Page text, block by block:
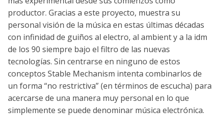
productor. Gracias a este proyecto, muestra su
personal visión de la música en estas últimas décadas
con infinidad de guiños al electro, al ambient y a la idm
de los 90 siempre bajo el filtro de las nuevas
tecnologías. Sin centrarse en ninguno de estos
conceptos Stable Mechanism intenta combinarlos de
un forma “no restrictiva” (en términos de escucha) para
acercarse de una manera muy personal en lo que
simplemente se puede denominar música electrónica.